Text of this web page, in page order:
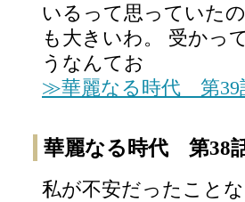
いるって思っていた
も大きいわ。 受かっ
うなんてお
≫華麗なる時代 第39
華麗なる時代 第38
私が不安だったこと